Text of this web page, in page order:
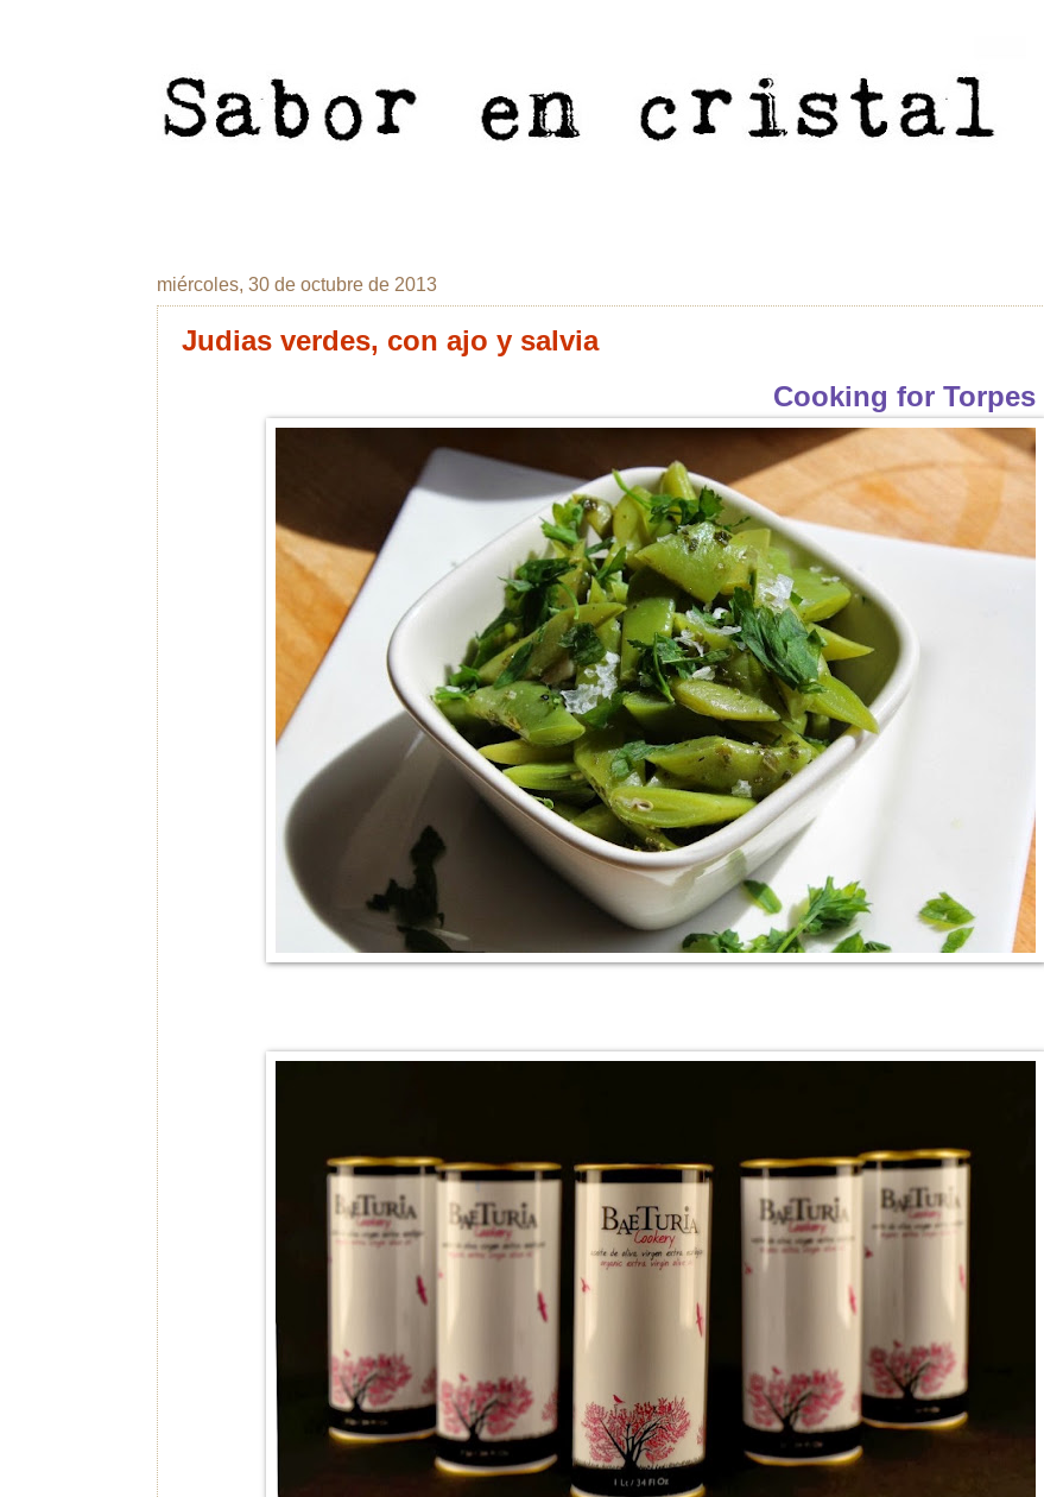
miércoles, 30 de octubre de 2013
Judias verdes, con ajo y salvia
Cooking for Torpes